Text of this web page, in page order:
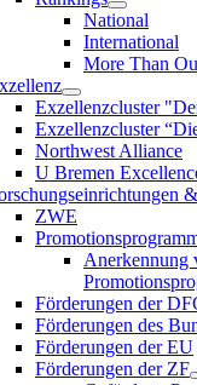
National
International
More Than
Exzellenzcluster
Exzellenzcluster
Northwest Alliance
U Bremen
ZWE
Anerkennung
Förderungen der
Förderungen des
Förderungen der EU
Förderungen der ZF